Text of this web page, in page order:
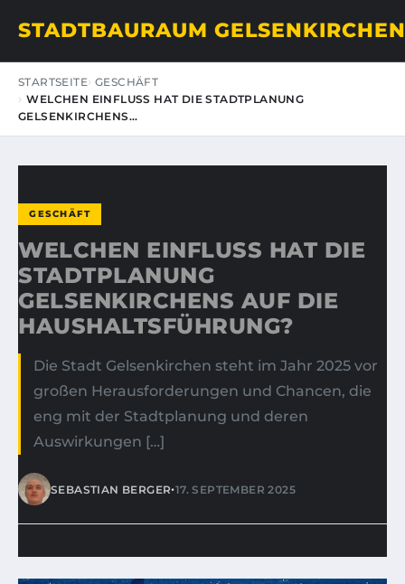
STADTBAURAUM GELSENKIRCHEN
STARTSEITE GESCHÄFT
WELCHEN EINFLUSS HAT DIE STADTPLANUNG
GELSENKIRCHENS…
GESCHÄFT
WELCHEN EINFLUSS HAT DIE
STADTPLANUNG
GELSENKIRCHENS AUF DIE
HAUSHALTSFÜHRUNG?
Die Stadt Gelsenkirchen steht im Jahr 2025 vor
großen Herausforderungen und Chancen, die
eng mit der Stadtplanung und deren
Auswirkungen […]
SEBASTIAN BERGER•17. SEPTEMBER 2025